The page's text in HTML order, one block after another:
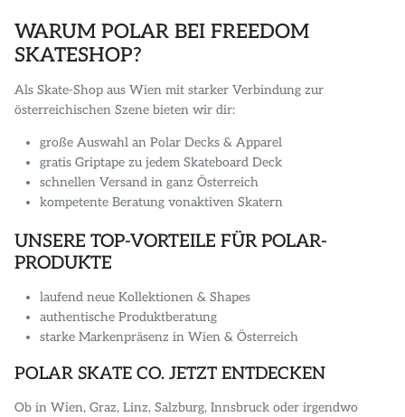
WARUM POLAR BEI FREEDOM
SKATESHOP?
Als Skate-Shop aus Wien mit starker Verbindung zur
österreichischen Szene bieten wir dir:
große Auswahl an Polar Decks & Apparel
gratis Griptape zu jedem Skateboard Deck
schnellen Versand in ganz Österreich
kompetente Beratung vonaktiven Skatern
UNSERE TOP-VORTEILE FÜR POLAR-
PRODUKTE
laufend neue Kollektionen & Shapes
authentische Produktberatung
starke Markenpräsenz in Wien & Österreich
POLAR SKATE CO. JETZT ENTDECKEN
Ob in Wien, Graz, Linz, Salzburg, Innsbruck oder irgendwo